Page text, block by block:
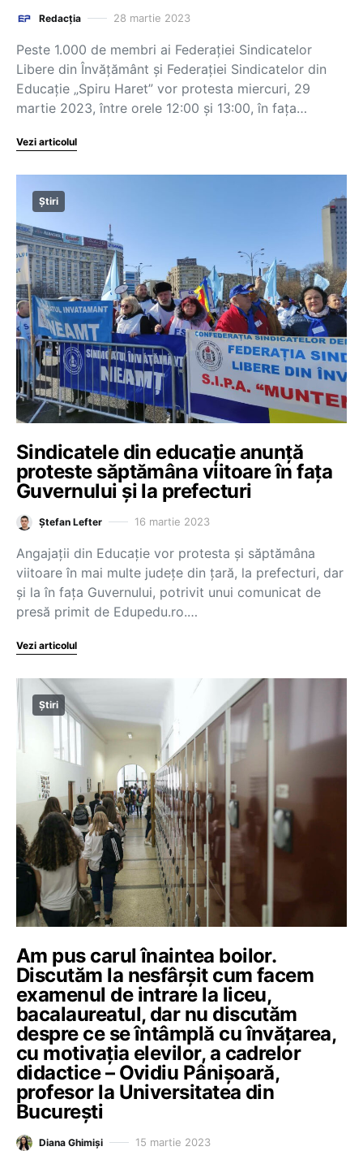
Redacția 28 martie 2023
Peste 1.000 de membri ai Federației Sindicatelor
Libere din Învățământ și Federației Sindicatelor din
Educație „Spiru Haret” vor protesta miercuri, 29
martie 2023, între orele 12:00 și 13:00, în fața…
Vezi articolul
Știri
Sindicatele din educație anunță
proteste săptămâna viitoare în fața
Guvernului și la prefecturi
Ștefan Lefter 16 martie 2023
Angajații din Educație vor protesta și săptămâna
viitoare în mai multe județe din țară, la prefecturi, dar
și la în fața Guvernului, potrivit unui comunicat de
presă primit de Edupedu.ro.…
Vezi articolul
Știri
Am pus carul înaintea boilor.
Discutăm la nesfârșit cum facem
examenul de intrare la liceu,
bacalaureatul, dar nu discutăm
despre ce se întâmplă cu învățarea,
cu motivația elevilor, a cadrelor
didactice – Ovidiu Pânișoară,
profesor la Universitatea din
București
Diana Ghimiși 15 martie 2023